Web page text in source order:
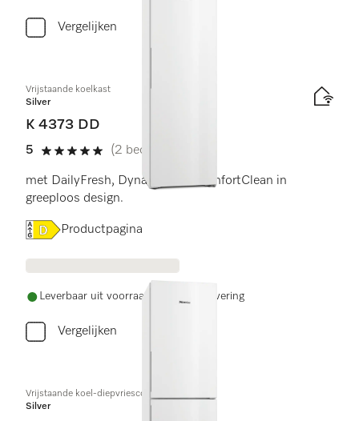
Vergelijken
Vrijstaande koelkast
Silver
K 4373 DD
5
5 sterren van de 5
(2 beoordelingen)
met DailyFresh, DynaCool en ComfortClean in
greeploos design.
Online Label Flag, Energielabel
Productpagina
Leverbaar uit voorraad met gratis levering
Vergelijken
Vrijstaande koel-diepvriescombinatie
Silver